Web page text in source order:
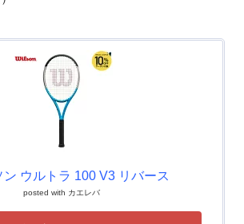
ン ウルトラ 100 V3 リバース
posted with カエレバ